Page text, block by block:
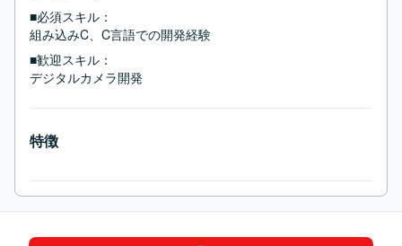
■必須スキル：
組み込みC、C言語での開発経験
■歓迎スキル：
デジタルカメラ開発
特徴